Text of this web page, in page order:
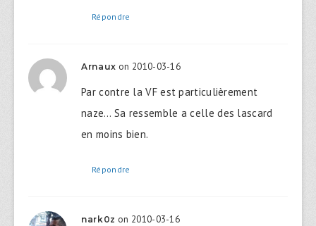
Répondre
Arnaux on 2010-03-16
Par contre la VF est particulièrement
naze… Sa ressemble a celle des lascard
en moins bien.
Répondre
nark0z on 2010-03-16